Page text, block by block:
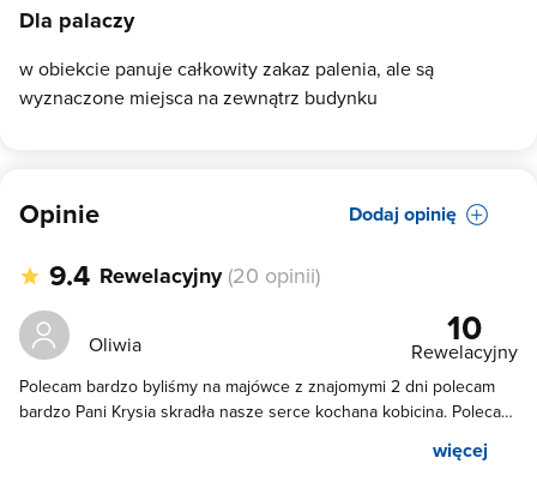
Dla palaczy
w obiekcie panuje całkowity zakaz palenia, ale są
wyznaczone miejsca na zewnątrz budynku
Opinie Dodaj opinię
9.4 Rewelacyjny (20 opinii)
Oliwia 10
Rewelacyjny
Polecam bardzo byliśmy na majówce z znajomymi 2 dni polecam
bardzo Pani Krysia skradła nasze serce kochana kobicina. Polecam
więcej